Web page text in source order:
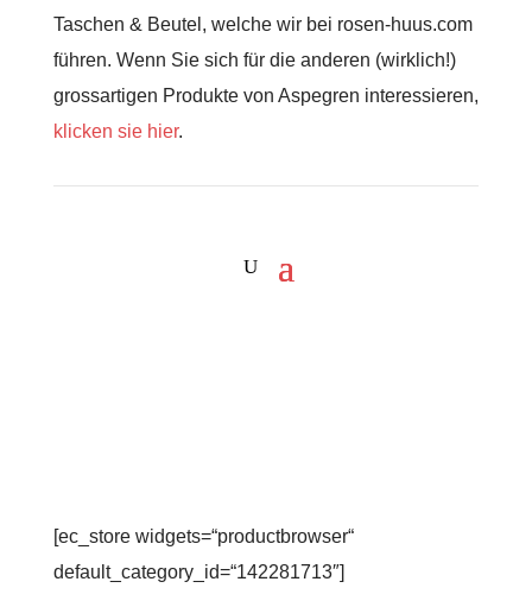
Taschen & Beutel, welche wir bei rosen-huus.com
führen. Wenn Sie sich für die anderen (wirklich!)
grossartigen Produkte von Aspegren interessieren,
klicken sie hier.
[ec_store widgets=“productbrowser“
default_category_id=“142281713″]